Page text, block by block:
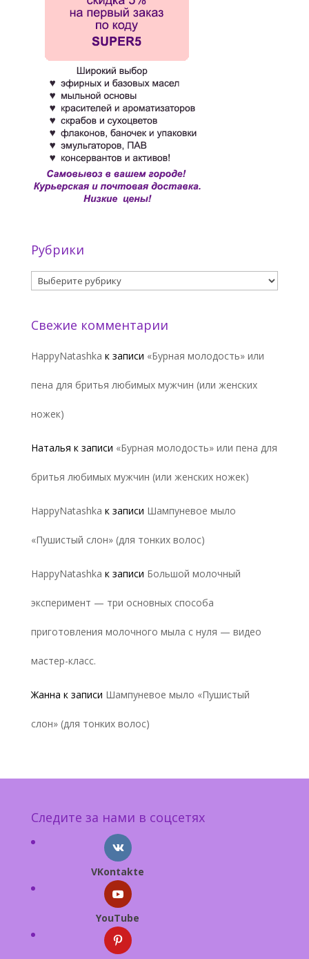
Рубрики
Рубрики
Свежие комментарии
HappyNatashka к записи «Бурная молодость» или
пена для бритья любимых мужчин (или женских
ножек)
Наталья к записи «Бурная молодость» или пена для
бритья любимых мужчин (или женских ножек)
HappyNatashka к записи Шампуневое мыло
«Пушистый слон» (для тонких волос)
HappyNatashka к записи Большой молочный
эксперимент — три основных способа
приготовления молочного мыла с нуля — видео
мастер-класс.
Жанна к записи Шампуневое мыло «Пушистый
слон» (для тонких волос)
Следите за нами в соцсетях
VKontakte
YouTube